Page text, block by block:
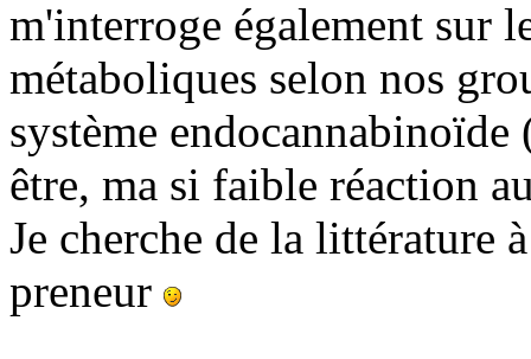
m'interroge également sur
métaboliques selon nos
système
être, ma si faible réaction
Je cherche de la littérature
preneur